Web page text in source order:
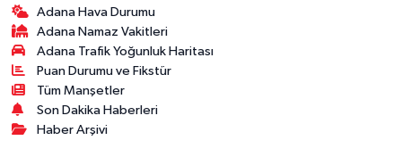
Adana Hava Durumu
Adana Namaz Vakitleri
Adana Trafik Yoğunluk Haritası
Puan Durumu ve Fikstür
Tüm Manşetler
Son Dakika Haberleri
Haber Arşivi